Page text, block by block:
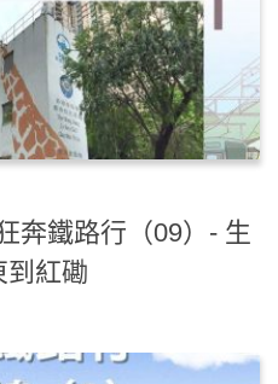
奔鐵路行（09）- 生
紅磡